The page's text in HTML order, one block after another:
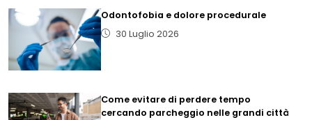
Odontofobia e dolore procedurale
30 Luglio 2026
Come evitare di perdere tempo
cercando parcheggio nelle grandi città